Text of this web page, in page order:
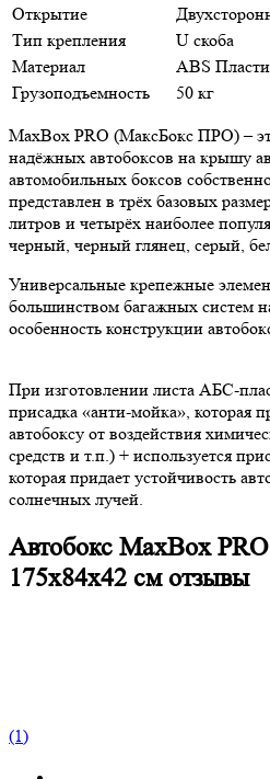
Открытие
Тип крепления
U скоба
Материал
ABS
Грузоподъемность
50 кг
MaxBox PRO (МаксБокс ПРО) –
надёжных автобоксов на крышу
автомобильных боксов
представлен в трёх базовых
литров и четырёх наиболее
черный, черный глянец, серый,
Универсальные крепежные
большинством багажных систем
особенность конструкции
При изготовлении листа АБС-
присадка «анти-мойка», которая
автобоксу от воздействия
средств и т.п.) + используется
которая придает устойчивость
солнечных лучей.
Автобокс MaxBox
175x84x42 см отзывы
(1)